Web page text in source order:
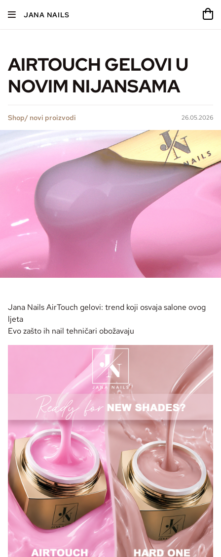
JANA NAILS
AIRTOUCH GELOVI U
NOVIM NIJANSAMA
Shop/ novi proizvodi 26.05.2026
Jana Nails AirTouch gelovi: trend koji osvaja salone ovog
ljeta
Evo zašto ih nail tehničari obožavaju